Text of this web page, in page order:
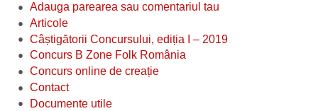
Adauga parearea sau comentariul tau
Articole
Câștigătorii Concursului, ediția I – 2019
Concurs B Zone Folk România
Concurs online de creație
Contact
Documente utile